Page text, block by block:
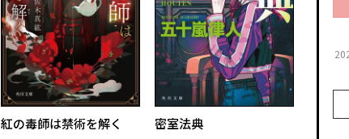
紅の毒師は禁術を解く 密室法典